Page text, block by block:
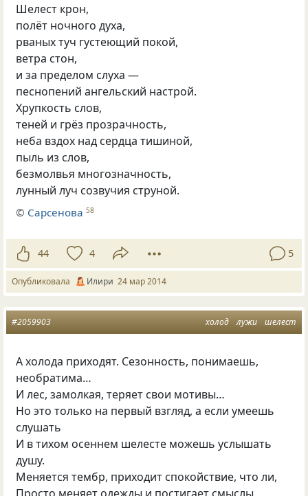
Шелест крон,
полёт ночного духа,
рваных туч густеющий покой,
ветра стон,
и за пределом слуха —
песнопений ангельский настрой.
Хрупкость слов,
теней и грёз прозрачность,
неба вздох над сердца тишиной,
пыль из слов,
безмолвья многозначность,
лунный луч созвучия струной.
© Сарсенова 58
44 4 5
Опубликовала Илири 24 мар 2014
холод лужи шелест
#2059903
А холода приходят. Сезонность, понимаешь,
необратима…
И лес, замолкая, теряет свои мотивы…
Но это только на первый взгляд, а если умеешь
слушать
И в тихом осеннем шелесте можешь услышать
душу.
Меняется тембр, приходит спокойствие, что ли,